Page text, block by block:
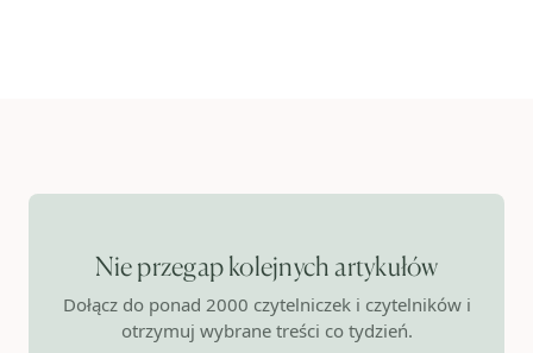
Nie przegap kolejnych artykułów
Dołącz do ponad 2000 czytelniczek i czytelników i
otrzymuj wybrane treści co tydzień.